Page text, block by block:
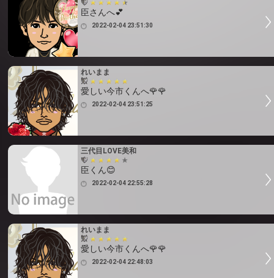
臣さんへ💕
2022-02-04 23:51:30
れいまま
愛しい今市くんへ🌹🌹
2022-02-04 23:51:25
三代目LOVE美和
臣くん😊
2022-02-04 22:55:28
れいまま
愛しい今市くんへ🌹🌹
2022-02-04 22:48:03